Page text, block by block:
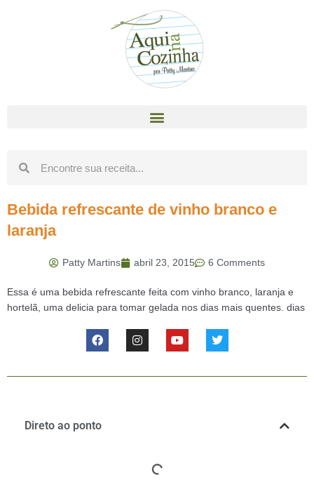
Bebida refrescante de vinho branco e
laranja
Patty Martins abril 23, 2015 6 Comments
Essa é uma bebida refrescante feita com vinho branco, laranja e
hortelã, uma delicia para tomar gelada nos dias mais quentes. dias
Direto ao ponto